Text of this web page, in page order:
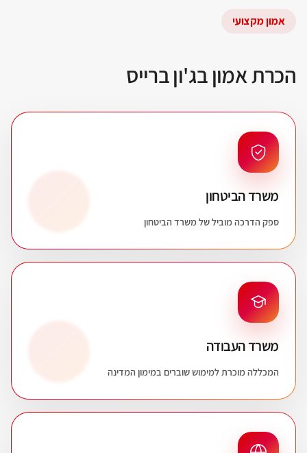
אמון מקצועי
הכרת אמון בג'ון ברייס
משרד הביטחון
ספק הדרכה מוביל של משרד הביטחון
משרד העבודה
המכללה מוכרת למימוש שוברים במימון המדינה